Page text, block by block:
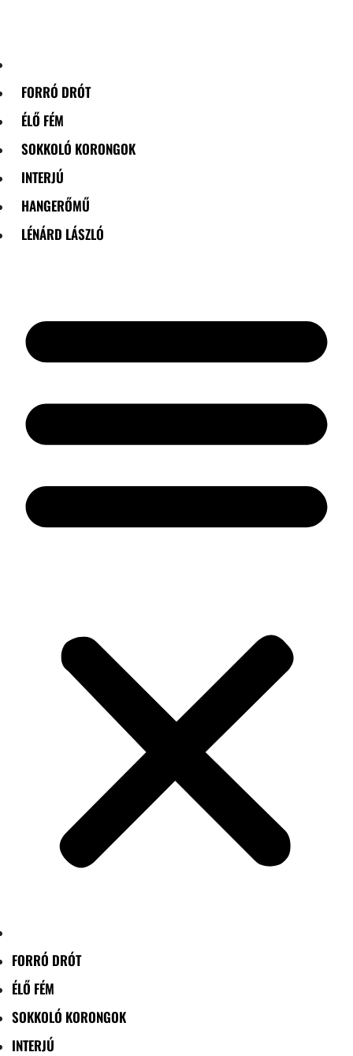
FORRÓ DRÓT
ÉLŐ FÉM
SOKKOLÓ KORONGOK
INTERJÚ
HANGERŐMŰ
LÉNÁRD LÁSZLÓ
FORRÓ DRÓT
ÉLŐ FÉM
SOKKOLÓ KORONGOK
INTERJÚ